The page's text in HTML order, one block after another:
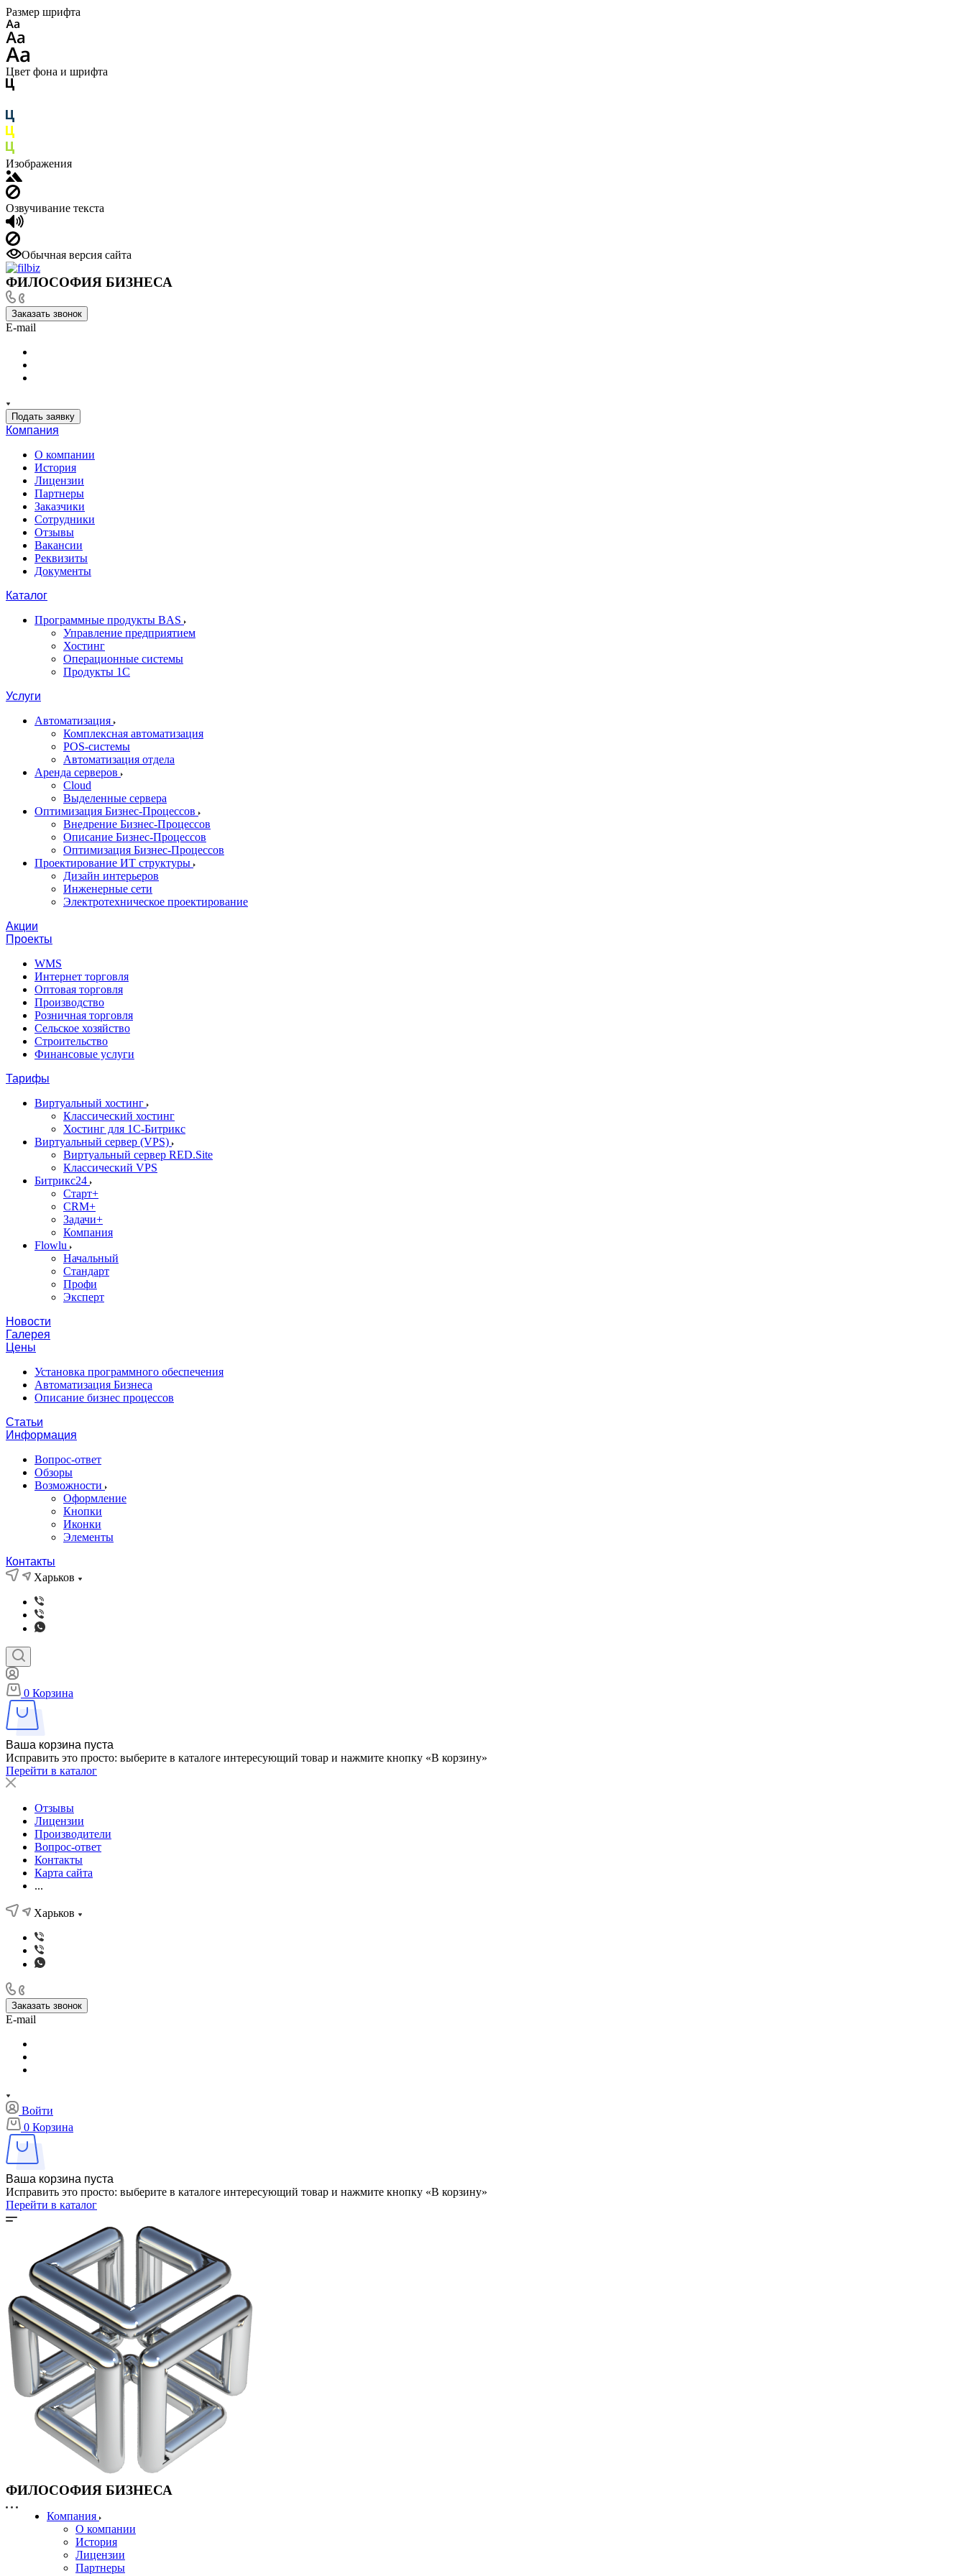
Размер шрифта
Цвет фона и шрифта
Изображения
Озвучивание текста
Обычная версия сайта
ФИЛОСОФИЯ БИЗНЕСА
Заказать звонок
E-mail
Подать заявку
Компания
О компании
История
Лицензии
Партнеры
Заказчики
Сотрудники
Отзывы
Вакансии
Реквизиты
Документы
Каталог
Программные продукты BAS
Управление предприятием
Хостинг
Операционные системы
Продукты 1С
Услуги
Автоматизация
Комплексная автоматизация
POS-системы
Автоматизация отдела
Аренда серверов
Cloud
Выделенные сервера
Оптимизация Бизнес-Процессов
Внедрение Бизнес-Процессов
Описание Бизнес-Процессов
Оптимизация Бизнес-Процессов
Проектирование ИТ структуры
Дизайн интерьеров
Инженерные сети
Электротехническое проектирование
Акции
Проекты
WMS
Интернет торговля
Оптовая торговля
Производство
Розничная торговля
Сельское хозяйство
Строительство
Финансовые услуги
Тарифы
Виртуальный хостинг
Классический хостинг
Хостинг для 1С-Битрикс
Виртуальный сервер (VPS)
Виртуальный сервер RED.Site
Классический VPS
Битрикс24
Старт+
CRM+
Задачи+
Компания
Flowlu
Начальный
Стандарт
Профи
Эксперт
Новости
Галерея
Цены
Установка программного обеспечения
Автоматизация Бизнеса
Описание бизнес процессов
Статьи
Информация
Вопрос-ответ
Обзоры
Возможности
Оформление
Кнопки
Иконки
Элементы
Контакты
Харьков
0 Корзина
Ваша корзина пуста
Исправить это просто: выберите в каталоге интересующий товар и нажмите кнопку «В корзину»
Перейти в каталог
Отзывы
Лицензии
Производители
Вопрос-ответ
Контакты
Карта сайта
...
Харьков
Заказать звонок
E-mail
Войти
0 Корзина
Ваша корзина пуста
Исправить это просто: выберите в каталоге интересующий товар и нажмите кнопку «В корзину»
Перейти в каталог
ФИЛОСОФИЯ БИЗНЕСА
Компания
О компании
История
Лицензии
Партнеры